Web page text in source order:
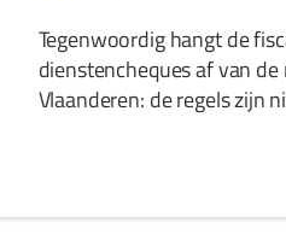
Tegenwoordig hangt de
dienstencheques af van
Vlaanderen: de regels zijn